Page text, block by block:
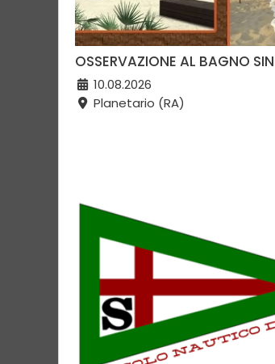
OSSERVAZIONE AL BAGNO
10.08.2026
Planetario (RA)